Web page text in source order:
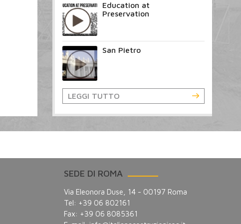
Education at
Preservation
San Pietro
LEGGI TUTTO
SEDE DI ROMA
Via Eleonora Duse, 14 - 00197 Roma
Tel: +39 06 802161
Fax: +39 06 8085361